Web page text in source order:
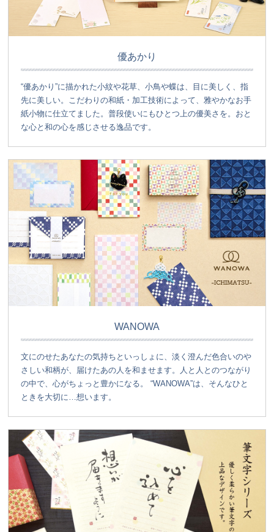
優あかり
“優あかり”に描かれた小紋や花草、小鳥や蝶は、目に美しく、指
先に美しい。こだわりの和紙・加工技術によって、雅やかなお手
紙小物に仕立てました。普段使いにもひとつ上の優美さを。おと
な心と和の心を感じさせる逸品です。
WANOWA
文にのせたあなたの気持ちといっしょに、淡く澄んだ色合いのや
さしい和柄が、届けたあの人を和ませます。人と人とのつながり
の中で、心がちょっと豊かになる。 “WANOWA”は、そんなひと
ときを大切に…想います。